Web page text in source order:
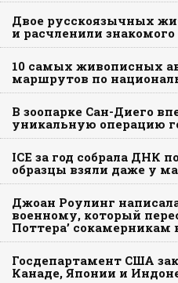
Двое русскоязычных
и расчленили знакомого
10 самых живописных
маршрутов по
В зоопарке Сан-Диего
уникальную операцию
ICE за год собрала ДНК
образцы взяли даже у
Джоан Роулинг
военному, который
Поттера’ сокамерникам
Госдепартамент США
Канаде, Японии и